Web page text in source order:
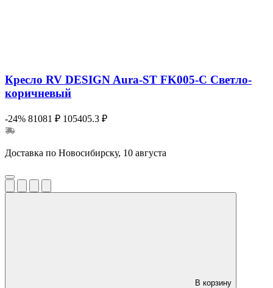
Кресло RV DESIGN Aura-ST FK005-C Светло-
коричневый
-24% 81081 ₽ 105405.3 ₽
Доставка по Новосибирску, 10 августа
В корзину